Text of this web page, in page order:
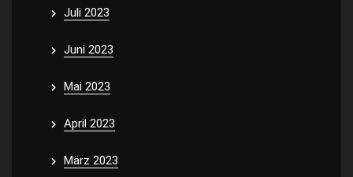
Juli 2023
Juni 2023
Mai 2023
April 2023
März 2023